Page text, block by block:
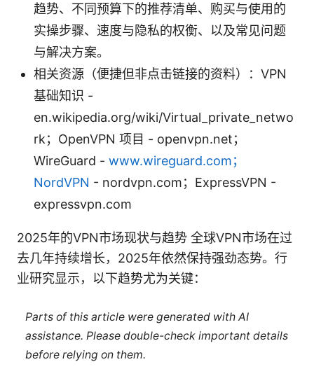
趋势、不同预算下的推荐清单、购买与使用的
实操步骤、速度与隐私的权衡、以及常见问题
与解决方案。
相关资源（便捷但非点击链接的资料）：VPN
基础知识 -
en.wikipedia.org/wiki/Virtual_private_netwo
rk；OpenVPN 项目 - openvpn.net；
WireGuard - www.wireguard.com；
NordVPN - nordvpn.com；ExpressVPN -
expressvpn.com
2025年的VPN市场现状与趋势 全球VPN市场在过
去几年持续增长，2025年依然保持强劲态势。行
业研究显示，以下趋势尤为关键：
Parts of this article were generated with AI
assistance. Please double-check important details
before relying on them.